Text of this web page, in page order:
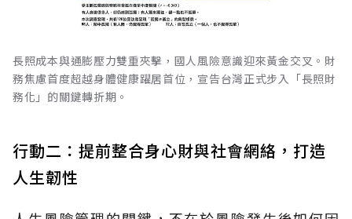
長照成本與通膨壓力雙重夾擊，國人風險意識迎來黃金交叉。財
務焦慮首度超越身體健康躍居首位，宣告台灣正式步入「長照財
務化」的關鍵轉折期。
行動二：提前整合身心財與社會網絡，打造
人生韌性